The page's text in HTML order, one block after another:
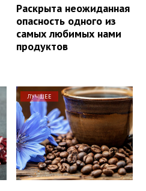
Раскрыта неожиданная
опасность одного из
самых любимых нами
продуктов
ЛУЧШЕЕ